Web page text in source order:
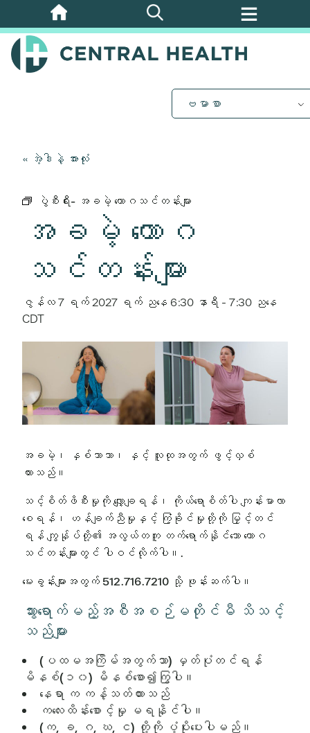
အဓိက
အကြောင်းအရာ
သို့
ဗမာစာ
« အဲ့ဒါနဲ့ အားလုံး
ပွဲစီးရီး- အခမဲ့ ယောဂသင်တန်းများ
အခမဲ့ ယောဂ
သင်တန်းများ
ဇွန်လ 7 ရက် 2027 ရက် ညနေ 6:30 နာရီ - 7:30 ညနေ
CDT
အခမဲ့၊ နှစ်ဘာသာ၊ နှင့် လူထုအတွက် ဖွင့်လှစ်
ထားသည်။
သင့်စိတ်ဖိစီးမှုကို လျှော့ချရန်၊ ကိုယ်ရောစိတ်ပါ ကျန်းမာလာ
စေရန်၊ ဟန်ချက်ညီမှုနှင့် ကြံ့ခိုင်မှုတို့ကို မြှင့်တင်
ရန် ကျွန်ုပ်တို့၏ အလွယ်တကူ တက်ရောက်နိုင်သော ယောဂ
သင်တန်းများတွင် ပါဝင်လိုက်ပါ။.
မေးခွန်းများအတွက် 512.716.7210 သို့ ဖုန်းဆက်ပါ။
သွားရောက်မည့်အစီအစဉ်မတိုင်မီ သိသင့်
သည်များ
(ပထမအကြိမ်အတွက်သာ) မှတ်ပုံတင်ရန်
မိနစ်(၁၀) မိနစ်စော၍ကြွပါ။
နေရာ က ကန့်သတ်ထားသည်
ကလေးထိန်းစောင့်မှု မရနိုင်ပါ။
(က, ခ, ဂ, ဃ, င) တို့ကို ပံ့ပိုးပေးပါမည်။